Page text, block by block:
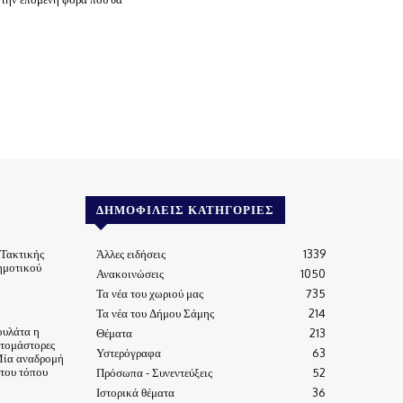
η
αναδρομή
του τόπου
ΔΗΜΟΦΙΛΕΊΣ ΚΑΤΗΓΟΡΊΕΣ
Άλλες ειδήσεις
1339
Ανακοινώσεις
1050
Τα νέα του χωριού μας
735
Τα νέα του Δήμου Σάμης
214
Θέματα
213
Υστερόγραφα
63
Πρόσωπα - Συνεντεύξεις
52
Ιστορικά θέματα
36